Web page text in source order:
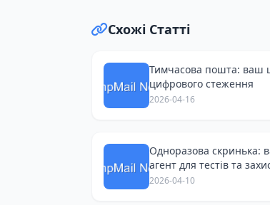
Схожі Статті
Тимчасова пошта: ваш
цифрового стеження
2026-04-16
Одноразова скринька:
агент для тестів та
2026-04-10